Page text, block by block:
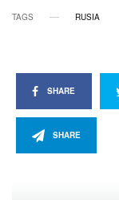
TAGS RUSIA
SHARE
SHARE